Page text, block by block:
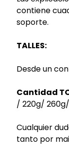
contiene
soporte.
TALLES:
Desde un
Cantidad
/ 220g/
Cualquier
tanto por